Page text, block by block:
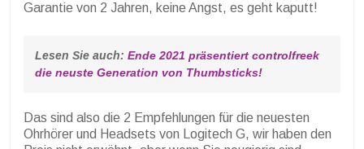
Garantie von 2 Jahren, keine Angst, es geht kaputt!
Lesen Sie auch: Ende 2021 präsentiert controlfreek
die neuste Generation von Thumbsticks!
Das sind also die 2 Empfehlungen für die neuesten
Ohrhörer und Headsets von Logitech G, wir haben den